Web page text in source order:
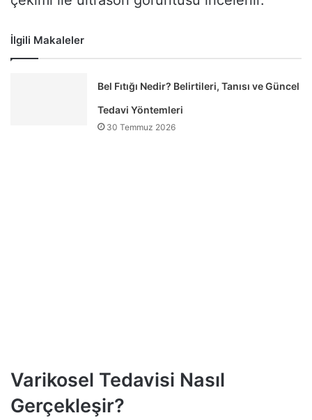
İlgili Makaleler
Bel Fıtığı Nedir? Belirtileri, Tanısı ve Güncel
Tedavi Yöntemleri
30 Temmuz 2026
Varikosel Tedavisi Nasıl
Gerçekleşir?